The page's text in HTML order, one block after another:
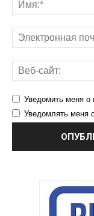
Уведомить меня о
Уведомлять меня